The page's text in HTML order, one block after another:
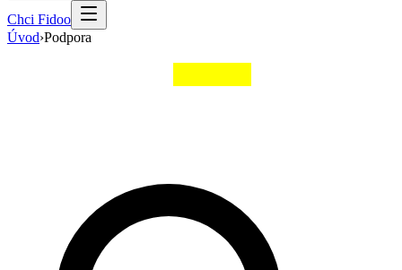
Chci Fidoo
Úvod›Podpora